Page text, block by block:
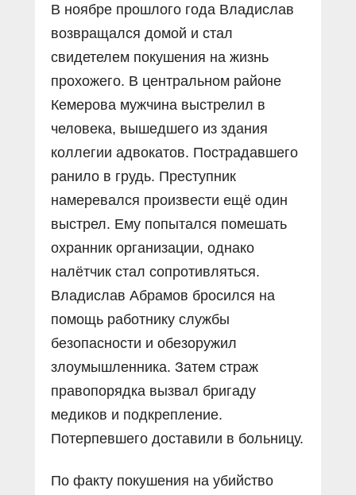
В ноябре прошлого года Владислав
возвращался домой и стал
свидетелем покушения на жизнь
прохожего. В центральном районе
Кемерова мужчина выстрелил в
человека, вышедшего из здания
коллегии адвокатов. Пострадавшего
ранило в грудь. Преступник
намеревался произвести ещё один
выстрел. Ему попытался помешать
охранник организации, однако
налётчик стал сопротивляться.
Владислав Абрамов бросился на
помощь работнику службы
безопасности и обезоружил
злоумышленника. Затем страж
правопорядка вызвал бригаду
медиков и подкрепление.
Потерпевшего доставили в больницу.
По факту покушения на убийство